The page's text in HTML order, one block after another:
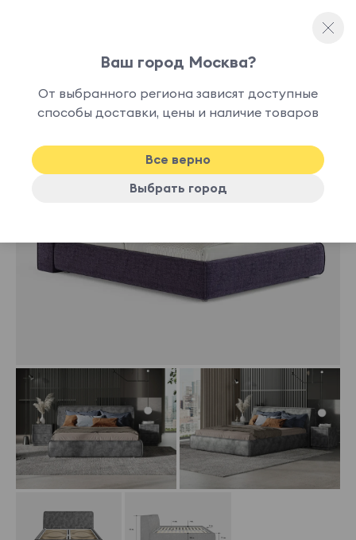
наличии
Ваш город Москва?
От выбранного региона зависят доступные
способы доставки, цены и наличие товаров
Все верно
Выбрать город